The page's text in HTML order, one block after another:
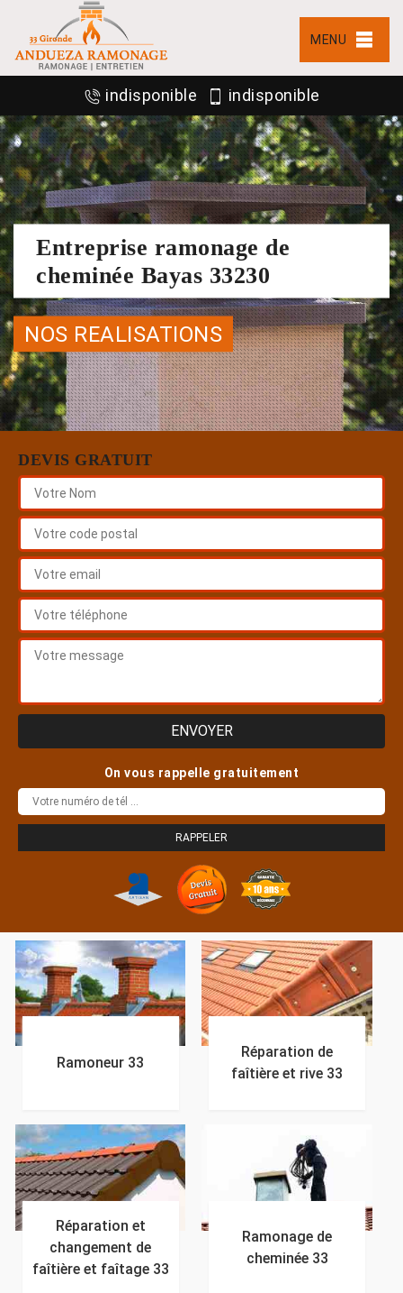
MENU
indisponible indisponible
Entreprise ramonage de
cheminée Bayas 33230
NOS REALISATIONS
DEVIS GRATUIT
On vous rappelle gratuitement
Ramoneur 33
Réparation de
faîtière et rive 33
Réparation et
changement de
faîtière et faîtage 33
Ramonage de
cheminée 33